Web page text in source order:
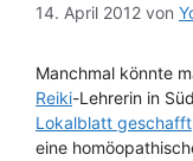
14. April 2012 von
Manchmal könnte
Reiki-Lehrerin in
Lokalblatt geschafft
eine